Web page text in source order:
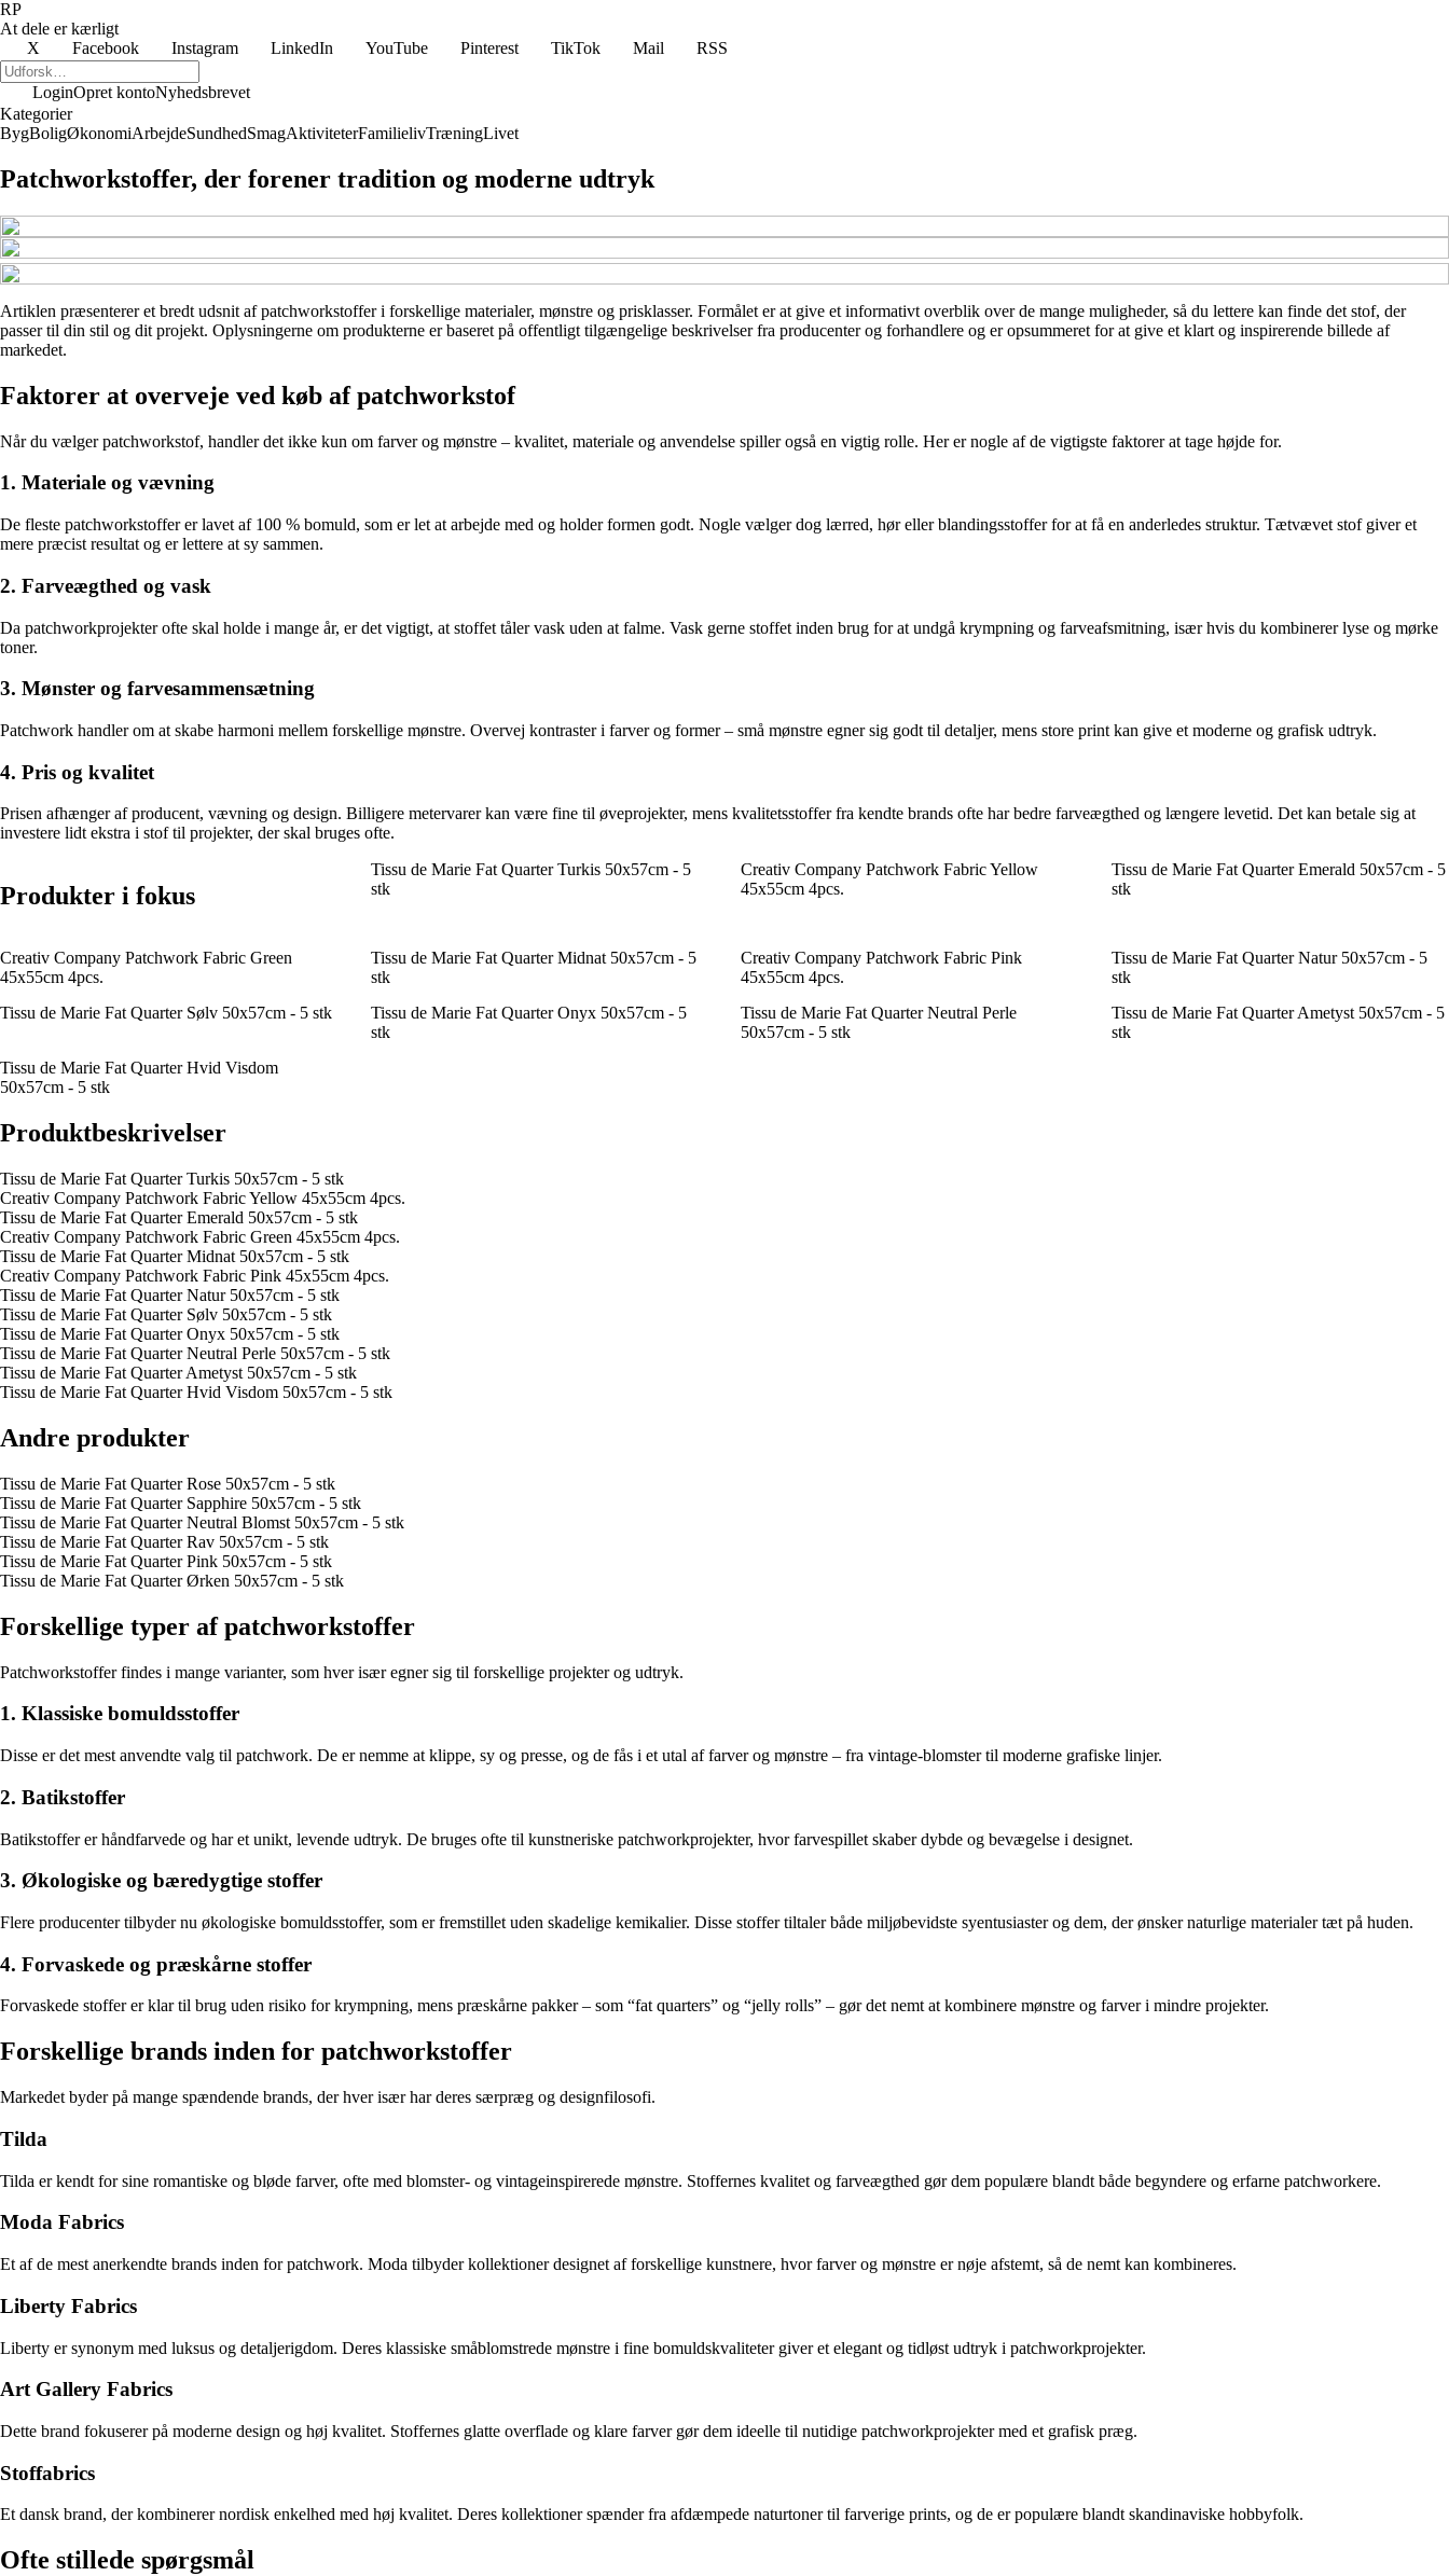
RP
At dele er kærligt
X
Facebook Instagram LinkedIn YouTube Pinterest TikTok Mail RSS
LoginOpret kontoNyhedsbrevet
Kategorier
BygBoligØkonomiArbejdeSundhedSmagAktiviteterFamilielivTræningLivet
Patchworkstoffer, der forener tradition og moderne udtryk
Artiklen præsenterer et bredt udsnit af patchworkstoffer i forskellige materialer, mønstre og prisklasser. Formålet er at give et informativt overblik over de mange muligheder, så du lettere kan finde det stof, der
passer til din stil og dit projekt. Oplysningerne om produkterne er baseret på offentligt tilgængelige beskrivelser fra producenter og forhandlere og er opsummeret for at give et klart og inspirerende billede af
markedet.
Faktorer at overveje ved køb af patchworkstof
Når du vælger patchworkstof, handler det ikke kun om farver og mønstre – kvalitet, materiale og anvendelse spiller også en vigtig rolle. Her er nogle af de vigtigste faktorer at tage højde for.
1. Materiale og vævning
De fleste patchworkstoffer er lavet af 100 % bomuld, som er let at arbejde med og holder formen godt. Nogle vælger dog lærred, hør eller blandingsstoffer for at få en anderledes struktur. Tætvævet stof giver et
mere præcist resultat og er lettere at sy sammen.
2. Farveægthed og vask
Da patchworkprojekter ofte skal holde i mange år, er det vigtigt, at stoffet tåler vask uden at falme. Vask gerne stoffet inden brug for at undgå krympning og farveafsmitning, især hvis du kombinerer lyse og mørke
toner.
3. Mønster og farvesammensætning
Patchwork handler om at skabe harmoni mellem forskellige mønstre. Overvej kontraster i farver og former – små mønstre egner sig godt til detaljer, mens store print kan give et moderne og grafisk udtryk.
4. Pris og kvalitet
Prisen afhænger af producent, vævning og design. Billigere metervarer kan være fine til øveprojekter, mens kvalitetsstoffer fra kendte brands ofte har bedre farveægthed og længere levetid. Det kan betale sig at
investere lidt ekstra i stof til projekter, der skal bruges ofte.
Produkter i fokus
Tissu de Marie Fat Quarter Turkis 50x57cm - 5
stk
Creativ Company Patchwork Fabric Yellow
45x55cm 4pcs.
Tissu de Marie Fat Quarter Emerald 50x57cm - 5
stk
Creativ Company Patchwork Fabric Green
45x55cm 4pcs.
Tissu de Marie Fat Quarter Midnat 50x57cm - 5
stk
Creativ Company Patchwork Fabric Pink
45x55cm 4pcs.
Tissu de Marie Fat Quarter Natur 50x57cm - 5
stk
Tissu de Marie Fat Quarter Sølv 50x57cm - 5 stk
Tissu de Marie Fat Quarter Onyx 50x57cm - 5
stk
Tissu de Marie Fat Quarter Neutral Perle
50x57cm - 5 stk
Tissu de Marie Fat Quarter Ametyst 50x57cm - 5
stk
Tissu de Marie Fat Quarter Hvid Visdom
50x57cm - 5 stk
Produktbeskrivelser
Tissu de Marie Fat Quarter Turkis 50x57cm - 5 stk
Creativ Company Patchwork Fabric Yellow 45x55cm 4pcs.
Tissu de Marie Fat Quarter Emerald 50x57cm - 5 stk
Creativ Company Patchwork Fabric Green 45x55cm 4pcs.
Tissu de Marie Fat Quarter Midnat 50x57cm - 5 stk
Creativ Company Patchwork Fabric Pink 45x55cm 4pcs.
Tissu de Marie Fat Quarter Natur 50x57cm - 5 stk
Tissu de Marie Fat Quarter Sølv 50x57cm - 5 stk
Tissu de Marie Fat Quarter Onyx 50x57cm - 5 stk
Tissu de Marie Fat Quarter Neutral Perle 50x57cm - 5 stk
Tissu de Marie Fat Quarter Ametyst 50x57cm - 5 stk
Tissu de Marie Fat Quarter Hvid Visdom 50x57cm - 5 stk
Andre produkter
Tissu de Marie Fat Quarter Rose 50x57cm - 5 stk
Tissu de Marie Fat Quarter Sapphire 50x57cm - 5 stk
Tissu de Marie Fat Quarter Neutral Blomst 50x57cm - 5 stk
Tissu de Marie Fat Quarter Rav 50x57cm - 5 stk
Tissu de Marie Fat Quarter Pink 50x57cm - 5 stk
Tissu de Marie Fat Quarter Ørken 50x57cm - 5 stk
Forskellige typer af patchworkstoffer
Patchworkstoffer findes i mange varianter, som hver især egner sig til forskellige projekter og udtryk.
1. Klassiske bomuldsstoffer
Disse er det mest anvendte valg til patchwork. De er nemme at klippe, sy og presse, og de fås i et utal af farver og mønstre – fra vintage-blomster til moderne grafiske linjer.
2. Batikstoffer
Batikstoffer er håndfarvede og har et unikt, levende udtryk. De bruges ofte til kunstneriske patchworkprojekter, hvor farvespillet skaber dybde og bevægelse i designet.
3. Økologiske og bæredygtige stoffer
Flere producenter tilbyder nu økologiske bomuldsstoffer, som er fremstillet uden skadelige kemikalier. Disse stoffer tiltaler både miljøbevidste syentusiaster og dem, der ønsker naturlige materialer tæt på huden.
4. Forvaskede og præskårne stoffer
Forvaskede stoffer er klar til brug uden risiko for krympning, mens præskårne pakker – som “fat quarters” og “jelly rolls” – gør det nemt at kombinere mønstre og farver i mindre projekter.
Forskellige brands inden for patchworkstoffer
Markedet byder på mange spændende brands, der hver især har deres særpræg og designfilosofi.
Tilda
Tilda er kendt for sine romantiske og bløde farver, ofte med blomster- og vintageinspirerede mønstre. Stoffernes kvalitet og farveægthed gør dem populære blandt både begyndere og erfarne patchworkere.
Moda Fabrics
Et af de mest anerkendte brands inden for patchwork. Moda tilbyder kollektioner designet af forskellige kunstnere, hvor farver og mønstre er nøje afstemt, så de nemt kan kombineres.
Liberty Fabrics
Liberty er synonym med luksus og detaljerigdom. Deres klassiske småblomstrede mønstre i fine bomuldskvaliteter giver et elegant og tidløst udtryk i patchworkprojekter.
Art Gallery Fabrics
Dette brand fokuserer på moderne design og høj kvalitet. Stoffernes glatte overflade og klare farver gør dem ideelle til nutidige patchworkprojekter med et grafisk præg.
Stoffabrics
Et dansk brand, der kombinerer nordisk enkelhed med høj kvalitet. Deres kollektioner spænder fra afdæmpede naturtoner til farverige prints, og de er populære blandt skandinaviske hobbyfolk.
Ofte stillede spørgsmål